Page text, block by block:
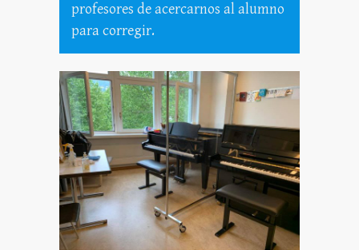
profesores de acercarnos al alumno
para corregir.